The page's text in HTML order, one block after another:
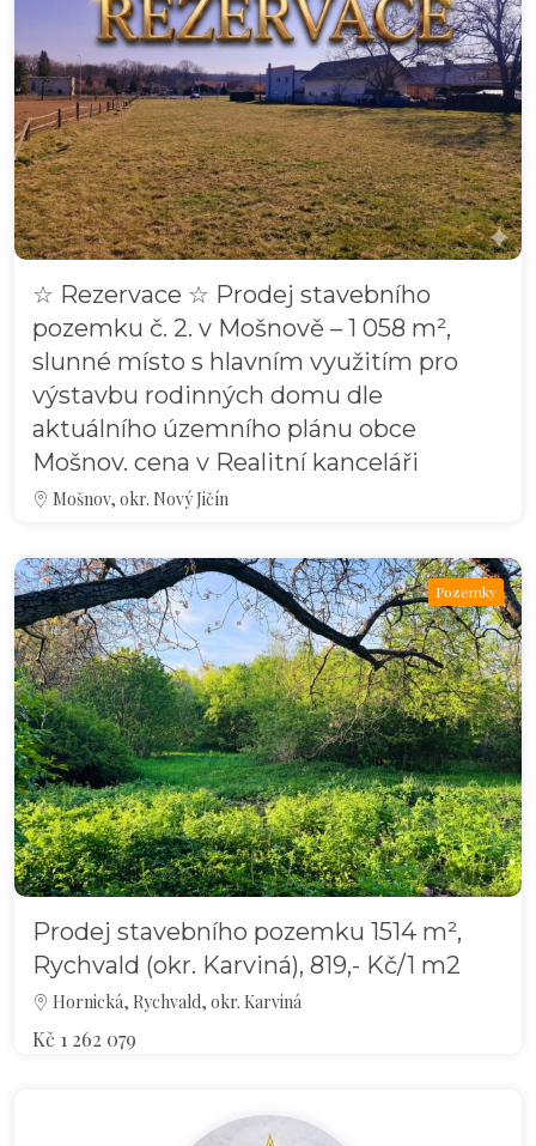
☆ Rezervace ☆ Prodej stavebního
pozemku č. 2. v Mošnově – 1 058 m²,
slunné místo s hlavním využitím pro
výstavbu rodinných domu dle
aktuálního územního plánu obce
Mošnov. cena v Realitní kanceláři
Mošnov, okr. Nový Jičín
Pozemky
Prodej stavebního pozemku 1514 m²,
Rychvald (okr. Karviná), 819,- Kč/1 m2
Hornická, Rychvald, okr. Karviná
Kč 1 262 079